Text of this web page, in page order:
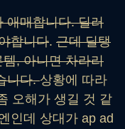
애매합니다. 딜러
합니다. 근데 딜탱
, 아니면 차라리
니다.상황에 따라
오해가 생길 것 같
인데 상대가 ap ad